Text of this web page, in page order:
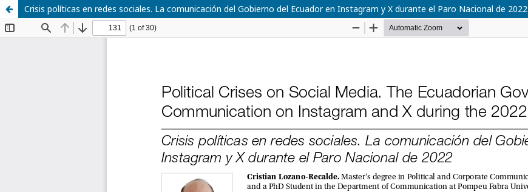
Crisis políticas en redes sociales. La comunicación del Gobierno del Ecuador en Instagram y X durante el Paro Nacional de 2022